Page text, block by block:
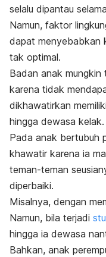
selalu dipantau
Namun, faktor
dapat menyebabkan
tak optimal.
Badan anak mungkin
karena tidak
dikhawatirkan memiliki
hingga dewasa kelak.
Pada anak bertubuh
khawatir karena ia
teman-teman
diperbaiki.
Misalnya, dengan
Namun, bila terjadi
hingga ia dewasa
Bahkan, anak